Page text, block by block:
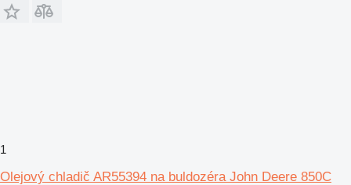
1
Olejový chladič AR55394 na buldozéra John Deere 850C